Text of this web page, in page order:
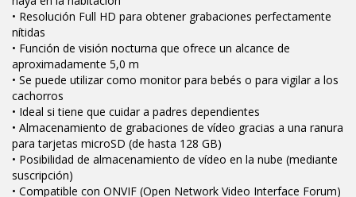
• Resolución Full HD para obtener grabaciones perfectamente
nítidas
• Función de visión nocturna que ofrece un alcance de
aproximadamente 5,0 m
• Se puede utilizar como monitor para bebés o para vigilar a los
cachorros
• Ideal si tiene que cuidar a padres dependientes
• Almacenamiento de grabaciones de vídeo gracias a una ranura
para tarjetas microSD (de hasta 128 GB)
• Posibilidad de almacenamiento de vídeo en la nube (mediante
suscripción)
• Compatible con ONVIF (Open Network Video Interface Forum)